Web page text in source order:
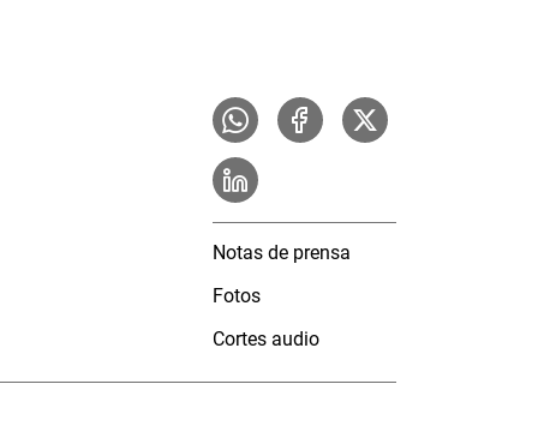
Notas de prensa
Fotos
Cortes audio